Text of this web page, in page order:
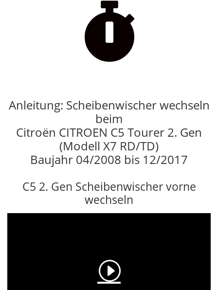

Anleitung: Scheibenwischer wechseln
beim
Citroën CITROEN C5 Tourer 2. Gen
(Modell X7 RD/TD)
Baujahr 04/2008 bis 12/2017
C5 2. Gen Scheibenwischer vorne
wechseln